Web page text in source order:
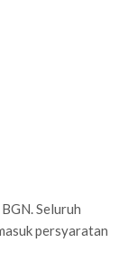
Seluruh
persyaratan